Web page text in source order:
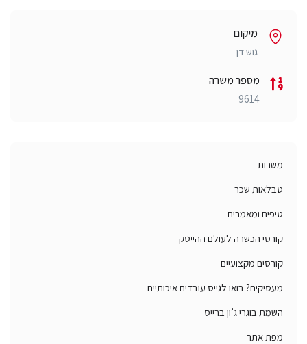
מיקום
גוש דן
מספר משרה
9614
משרות
טבלאות שכר
טיפים ומאמרים
קורסי הכשרה לעולם ההייטק
קורסים מקצועיים
מעסיקים? בואו לגייס עובדים איכותיים
השמת בוגרי ג’ון ברייס
מפת אתר